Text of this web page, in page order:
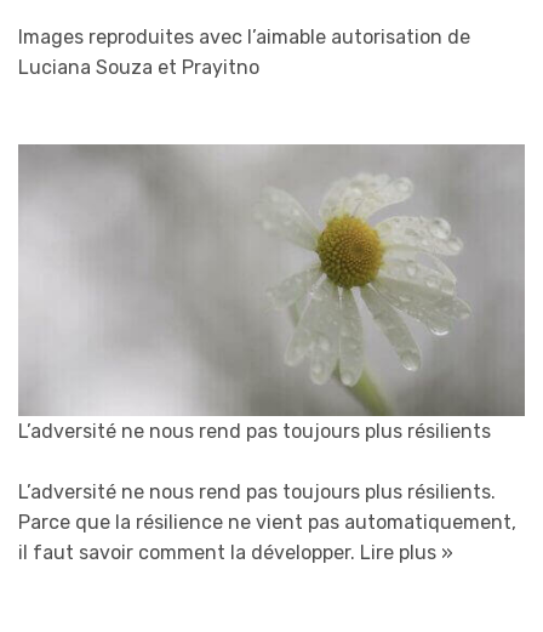
Images reproduites avec l’aimable autorisation de
Luciana Souza et Prayitno
L’adversité ne nous rend pas toujours plus résilients
L’adversité ne nous rend pas toujours plus résilients.
Parce que la résilience ne vient pas automatiquement,
il faut savoir comment la développer. Lire plus »